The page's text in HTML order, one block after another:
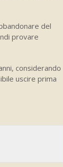
del
provare
considerando
uscire prima